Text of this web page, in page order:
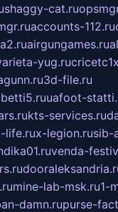
shaggy-cat.ru
accounts-112.ru
airgungames.ru
yug.ru
3d-file.ru
uafoot-
kts-services.ru
life.rux-legion.rusib-
venda-
mine-lab-msk.ru1-
damn.rupurse-